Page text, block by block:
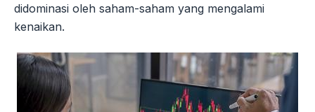
didominasi oleh saham-saham yang mengalami
kenaikan.